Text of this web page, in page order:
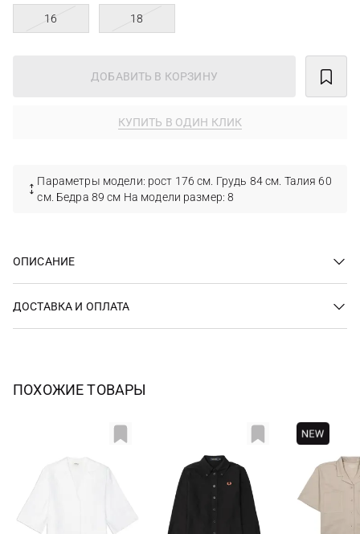
16 18
ДОБАВИТЬ В КОРЗИНУ
КУПИТЬ В ОДИН КЛИК
Параметры модели: рост 176 см. Грудь 84 см. Талия 60
см. Бедра 89 см На модели размер: 8
ОПИСАНИЕ
ДОСТАВКА И ОПЛАТА
ПОХОЖИЕ ТОВАРЫ